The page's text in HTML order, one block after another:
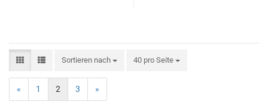
Sortieren nach 40 pro Seite
« 1 2 3 »